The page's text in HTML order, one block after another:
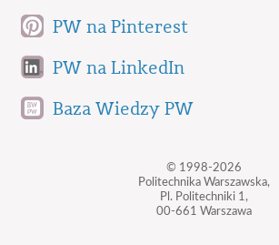
PW na Pinterest
PW na LinkedIn
Baza Wiedzy PW
© 1998-2026
Politechnika Warszawska,
Pl. Politechniki 1,
00-661 Warszawa